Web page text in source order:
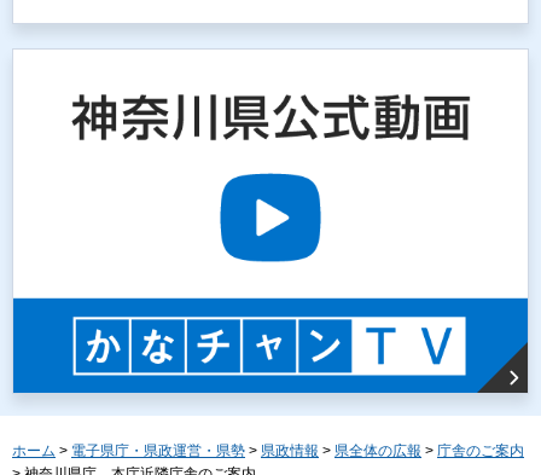
ホーム > 電子県庁・県政運営・県勢 > 県政情報 > 県全体の広報 > 庁舎のご案内